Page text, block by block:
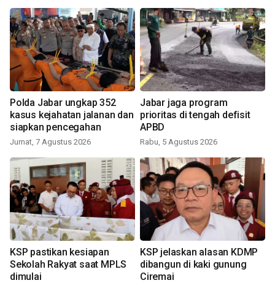
Polda Jabar ungkap 352
kasus kejahatan jalanan dan
siapkan pencegahan
Jumat, 7 Agustus 2026
Jabar jaga program
prioritas di tengah defisit
APBD
Rabu, 5 Agustus 2026
KSP pastikan kesiapan
Sekolah Rakyat saat MPLS
dimulai
KSP jelaskan alasan KDMP
dibangun di kaki gunung
Ciremai